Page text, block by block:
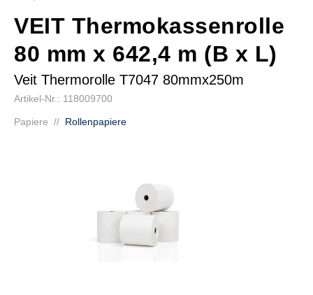
VEIT Thermokassenrolle
80 mm x 642,4 m (B x L)
Veit Thermorolle T7047 80mmx250m
Artikel-Nr.: 118009700
Papiere // Rollenpapiere